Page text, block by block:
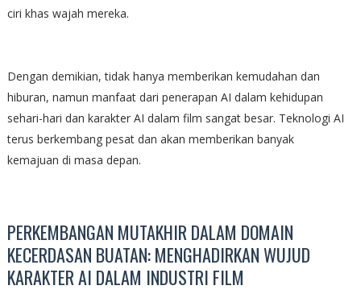
ciri khas wajah mereka.
Dengan demikian, tidak hanya memberikan kemudahan dan
hiburan, namun manfaat dari penerapan AI dalam kehidupan
sehari-hari dan karakter AI dalam film sangat besar. Teknologi AI
terus berkembang pesat dan akan memberikan banyak
kemajuan di masa depan.
PERKEMBANGAN MUTAKHIR DALAM DOMAIN
KECERDASAN BUATAN: MENGHADIRKAN WUJUD
KARAKTER AI DALAM INDUSTRI FILM